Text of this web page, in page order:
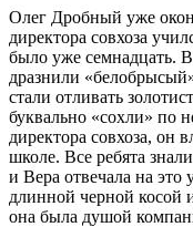
Олег Дробный уже
директора совхоза
было уже семнадцать. В
дразнили
стали отливать
буквально «сохли» по
директора совхоза, он
школе. Все ребята
и Вера отвечала на это
длинной черной косой
она была душой